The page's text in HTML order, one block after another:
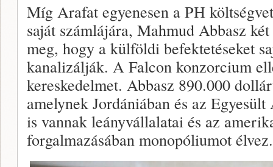
Míg Arafat egyenesen a PH
saját számlájára, Mahmud Abbasz
meg, hogy a külföldi befektetéseket
kanalizálják. A Falcon konzorcium
kereskedelmet. Abbasz 890.000
amelynek Jordániában és az
is vannak leányvállalatai és az
forgalmazásában monopóliumot élvez.